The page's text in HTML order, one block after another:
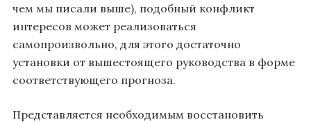
чем мы писали выше), подобный конфликт
интересов может реализоваться
самопроизвольно, для этого достаточно
установки от вышестоящего руководства в форме
соответствующего прогноза.
Представляется необходимым восстановить